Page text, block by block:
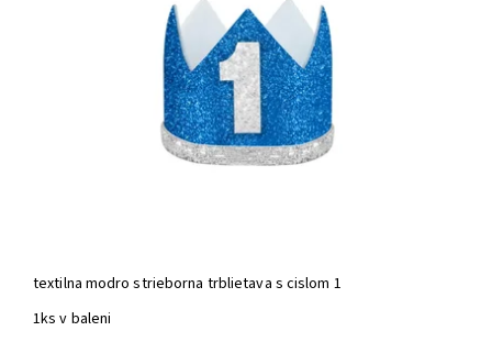
textilna modro strieborna trblietava s cislom 1
1ks v baleni